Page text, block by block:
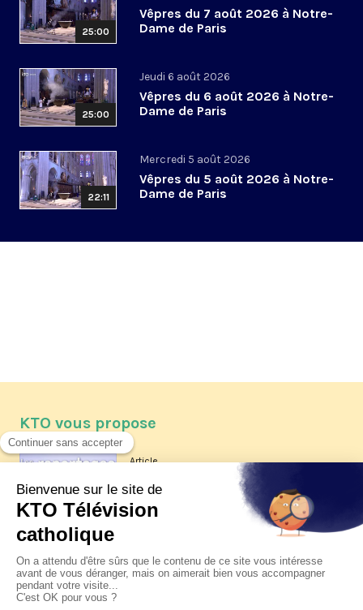
25:00
Vêpres du 7 août 2026 à Notre-
Dame de Paris
25:00
Jeudi 6 août 2026
Vêpres du 6 août 2026 à Notre-
Dame de Paris
22:11
Mercredi 5 août 2026
Vêpres du 5 août 2026 à Notre-
Dame de Paris
KTO vous propose
Article
Les reportages d'été 2026 de KTO
La visite pastorale du pape Léon
XIV à Assise à suivre sur KTO le
jeudi 6 août